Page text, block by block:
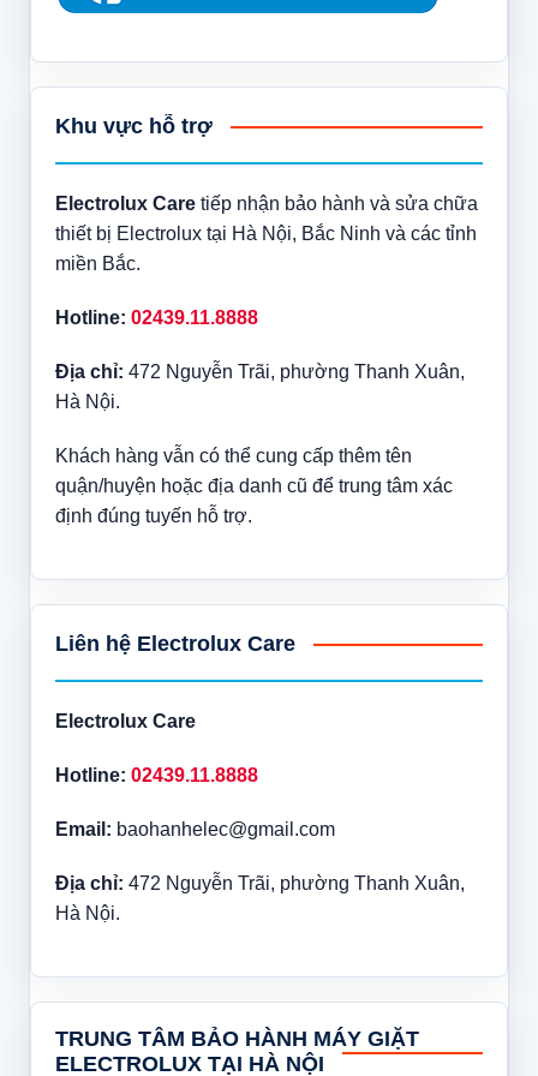
Khu vực hỗ trợ
Electrolux Caretiếp nhận bảo hành và sửa chữa
thiết bị Electrolux tại Hà Nội, Bắc Ninh và các tỉnh
miền Bắc.
Hotline: 02439.11.8888
Địa chỉ: 472 Nguyễn Trãi, phường Thanh Xuân,
Hà Nội.
Khách hàng vẫn có thể cung cấp thêm tên
quận/huyện hoặc địa danh cũ để trung tâm xác
định đúng tuyến hỗ trợ.
Liên hệ Electrolux Care
Electrolux Care
Hotline: 02439.11.8888
Email: baohanhelec@gmail.com
Địa chỉ: 472 Nguyễn Trãi, phường Thanh Xuân,
Hà Nội.
TRUNG TÂM BẢO HÀNH MÁY GIẶT
ELECTROLUX TẠI HÀ NỘI